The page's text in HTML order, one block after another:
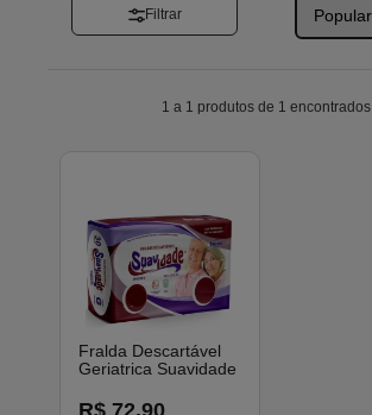
Filtrar
1 a 1 produtos de 1 encontrados
Fralda Descartável
Geriatrica Suavidade
R$ 72,90